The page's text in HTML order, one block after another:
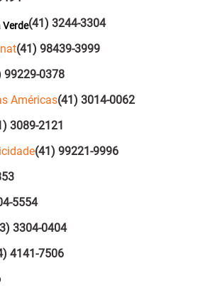
Verde(41) 3244-3304
(41) 98439-3999
99229-0378
Américas(41) 3014-0062
3089-2121
(41) 99221-9996
5554
3304-0404
4141-7506